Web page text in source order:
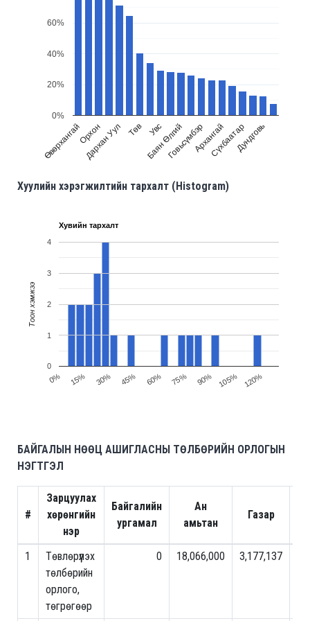
ӨвөрхангайОрхон
Дархан Уул Төв Увс
Баян ӨлгийГовьсүмбэрАрхангайСүхбаатарДундговь
0%
20%
40%
60%
Хуулийн хэрэгжилтийн тархалт (Histogram)
Хувийн тархалт
0% 15% 30% 45% 60% 75% 90% 105% 120%
0
1
2
3
4
Тоон хэмжээ
БАЙГАЛЫН НӨӨЦ АШИГЛАСНЫ ТӨЛБӨРИЙН ОРЛОГЫН
НЭГТГЭЛ
#
Зарцуулах
хөрөнгийн
нэр
Байгалийн
ургамал
Ан
амьтан
Газар
1
Төвлөрүүлэх
төлбөрийн
орлого,
төгрөгөөр
0 18,066,000 3,177,137